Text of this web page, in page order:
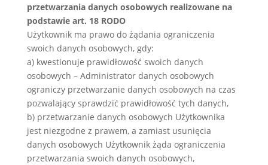
przetwarzania danych osobowych realizowane na
podstawie art. 18 RODO
Użytkownik ma prawo do żądania ograniczenia
swoich danych osobowych, gdy:
a) kwestionuje prawidłowość swoich danych
osobowych – Administrator danych osobowych
ograniczy przetwarzanie danych osobowych na czas
pozwalający sprawdzić prawidłowość tych danych,
b) przetwarzanie danych osobowych Użytkownika
jest niezgodne z prawem, a zamiast usunięcia
danych osobowych Użytkownik żąda ograniczenia
przetwarzania swoich danych osobowych,